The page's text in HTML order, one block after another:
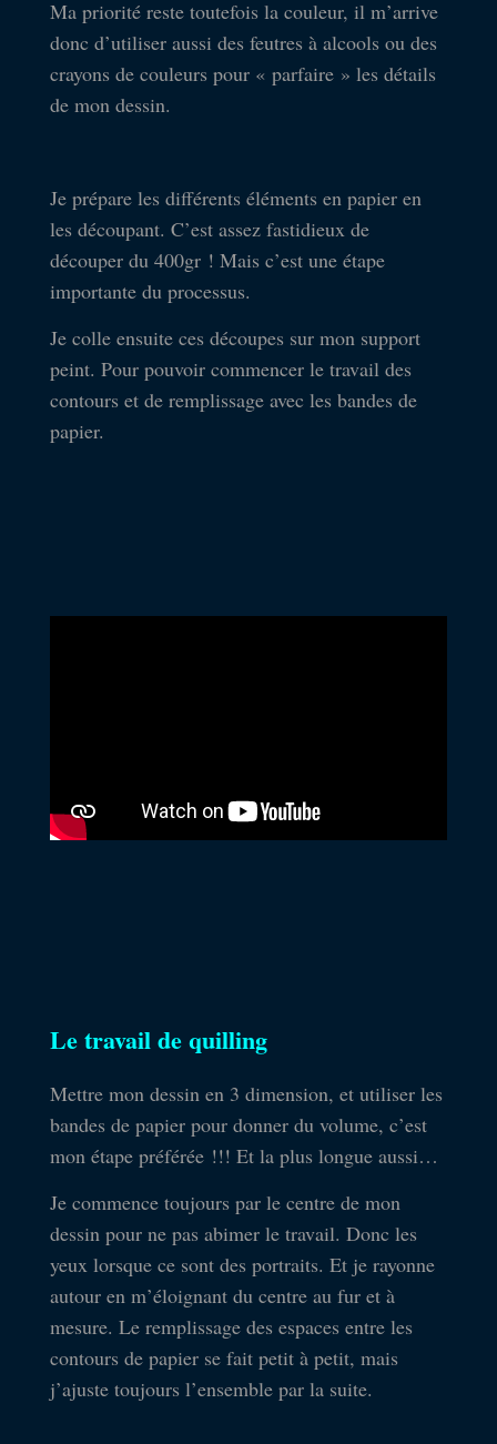
Ma priorité reste toutefois la couleur, il m’arrive
donc d’utiliser aussi des feutres à alcools ou des
crayons de couleurs pour « parfaire » les détails
de mon dessin.
Je prépare les différents éléments en papier en
les découpant. C’est assez fastidieux de
découper du 400gr ! Mais c’est une étape
importante du processus.
Je colle ensuite ces découpes sur mon support
peint. Pour pouvoir commencer le travail des
contours et de remplissage avec les bandes de
papier.
Le travail de quilling
Mettre mon dessin en 3 dimension, et utiliser les
bandes de papier pour donner du volume, c’est
mon étape préférée !!! Et la plus longue aussi…
Je commence toujours par le centre de mon
dessin pour ne pas abimer le travail. Donc les
yeux lorsque ce sont des portraits. Et je rayonne
autour en m’éloignant du centre au fur et à
mesure. Le remplissage des espaces entre les
contours de papier se fait petit à petit, mais
j’ajuste toujours l’ensemble par la suite.